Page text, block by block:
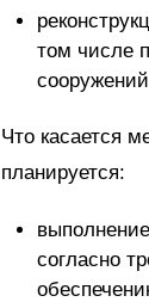
том числе
Что касается
планируется:
согласно